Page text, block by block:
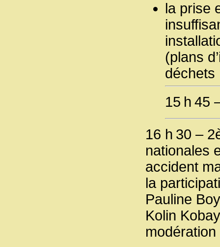
la prise
(plans
déchets
15 h 45
16 h 30 –
nationales
accident
la
Pauline
Kolin